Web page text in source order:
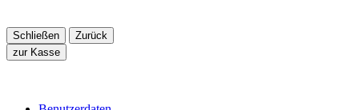
Schließen
Zurück
zur Kasse